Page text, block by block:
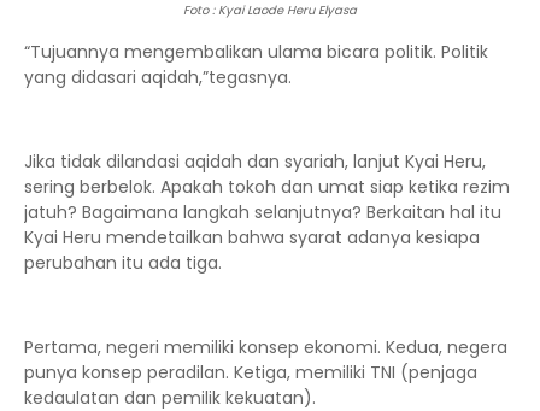
Foto : Kyai Laode Heru Elyasa
“Tujuannya mengembalikan ulama bicara politik. Politik
yang didasari aqidah,”tegasnya.
Jika tidak dilandasi aqidah dan syariah, lanjut Kyai Heru,
sering berbelok. Apakah tokoh dan umat siap ketika rezim
jatuh? Bagaimana langkah selanjutnya? Berkaitan hal itu
Kyai Heru mendetailkan bahwa syarat adanya kesiapa
perubahan itu ada tiga.
Pertama, negeri memiliki konsep ekonomi. Kedua, negera
punya konsep peradilan. Ketiga, memiliki TNI (penjaga
kedaulatan dan pemilik kekuatan).